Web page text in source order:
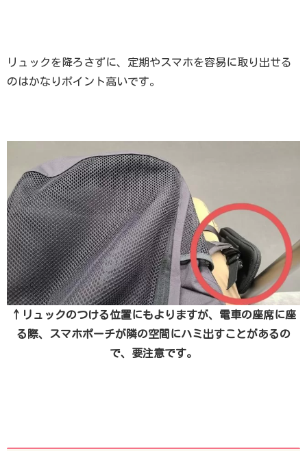
リュックを降ろさずに、定期やスマホを容易に取り出せる
のはかなりポイント高いです。
↑リュックのつける位置にもよりますが、電車の座席に座
る際、スマホポーチが隣の空間にハミ出すことがあるの
で、要注意です。